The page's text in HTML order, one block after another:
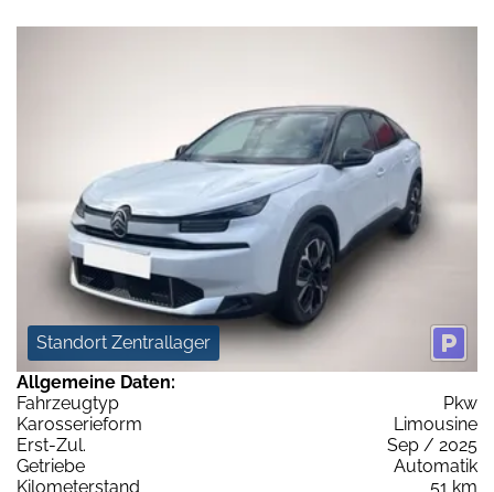
Standort Zentrallager
Allgemeine Daten:
Fahrzeugtyp
Pkw
Karosserieform
Limousine
Erst-Zul.
Sep / 2025
Getriebe
Automatik
Kilometerstand
51 km